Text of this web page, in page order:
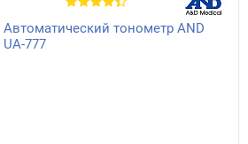
Автоматический тонометр AND
UA-777